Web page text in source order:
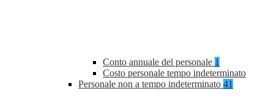
Conto annuale del personale 1
Costo personale tempo indeterminato
Personale non a tempo indeterminato 41